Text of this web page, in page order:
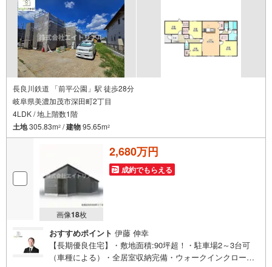
長良川鉄道 「前平公園」駅 徒歩28分
岐阜県美濃加茂市深田町2丁目
4LDK / 地上階数1階
土地305.83m2 /建物95.65m2
画像18枚
2,680万円
成約でもらえる
おすすめポイント 伊藤 伸幸
【長期優良住宅】・敷地面積:90坪超！・駐車場2～3台可
（車種による）・全居室収納完備・ウォークインクローゼ